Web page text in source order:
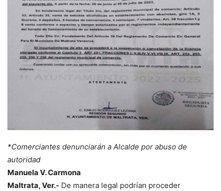
*Comerciantes denunciarán a Alcalde por abuso de
autoridad
Manuela V. Carmona
Maltrata, Ver.- De manera legal podrían proceder